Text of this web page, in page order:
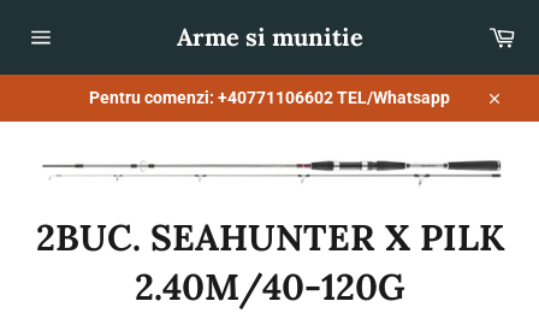
pe
Arme si munitie
Pentru comenzi: +40771106602 TEL/Whatsapp
2BUC. SEAHUNTER X PILK
2.40M/40-120G